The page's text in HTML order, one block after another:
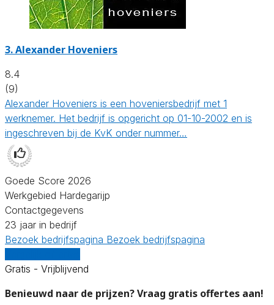
3.Alexander Hoveniers
8.4
(9)
Alexander Hoveniers is een hoveniersbedrijf met 1
werknemer. Het bedrijf is opgericht op 01-10-2002 en is
ingeschreven bij de KvK onder nummer…
Goede Score 2026
Werkgebied Hardegarijp
Contactgegevens
23 jaar in bedrijf
Bezoek bedrijfspagina Bezoek bedrijfspagina
Gratis - Vrijblijvend
Benieuwd naar de prijzen? Vraag gratis offertes aan!